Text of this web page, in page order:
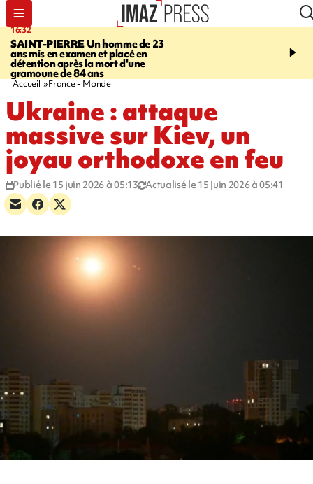
16:32
SAINT-PIERREUn homme de 23
ans mis en examen et placé en
détention après la mort d'une
gramoune de 84 ans
21:08
et Turquie scellent un
Accueil France - Monde
Ukraine : attaque
massive sur Kiev, un
joyau orthodoxe en feu
Publié le 15 juin 2026 à 05:13 Actualisé le 15 juin 2026 à 05:41